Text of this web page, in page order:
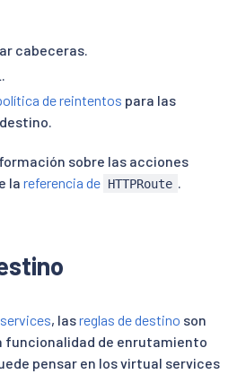
cabeceras.
de reintentos para las
sobre las acciones
la referencia de HTTPRoute
, lasreglas de destino son
funcionalidad de enrutamiento
pensar en los virtual services